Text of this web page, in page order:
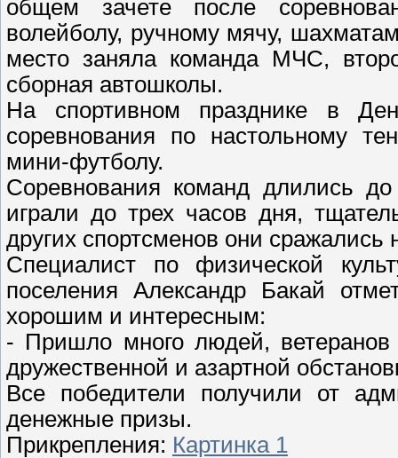
общем зачете после
волейболу, ручному мячу,
место заняла команда МЧС,
сборная автошколы.
На спортивном празднике в
соревнования по настольному
мини-футболу.
Соревнования команд длились
играли до трех часов дня,
других спортсменов они сражались
Специалист по физической
поселения Александр Бакай
хорошим и интересным:
- Пришло много людей, ветеранов
дружественной и азартной
Все победители получили от
денежные призы.
Прикрепления: Картинка 1